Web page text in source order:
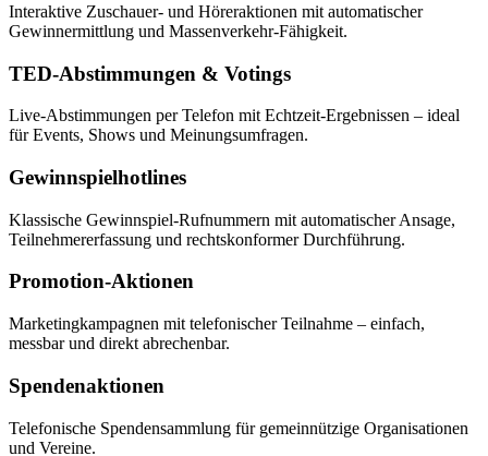
Interaktive Zuschauer- und Höreraktionen mit automatischer
Gewinnermittlung und Massenverkehr-Fähigkeit.
TED-Abstimmungen & Votings
Live-Abstimmungen per Telefon mit Echtzeit-Ergebnissen – ideal
für Events, Shows und Meinungsumfragen.
Gewinnspielhotlines
Klassische Gewinnspiel-Rufnummern mit automatischer Ansage,
Teilnehmererfassung und rechtskonformer Durchführung.
Promotion-Aktionen
Marketingkampagnen mit telefonischer Teilnahme – einfach,
messbar und direkt abrechenbar.
Spendenaktionen
Telefonische Spendensammlung für gemeinnützige Organisationen
und Vereine.